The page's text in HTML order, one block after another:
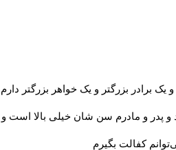
بزرگتر و یک خواهر بزرگتر دارم
پدر و مادرم سن شان خیلی بالا است و
کفالت بگیرم